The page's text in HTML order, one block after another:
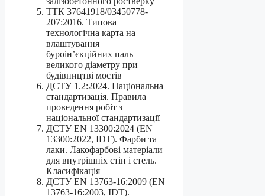
ТТК 37641918/03450778-
207:2016. Типова
технологічна карта на
влаштування
буроін’єкційних паль
великого діаметру при
будівництві мостів
ДСТУ 1.2:2024. Національна
стандартизація. Правила
проведення робіт з
національної стандартизації
ДСТУ EN 13300:2024 (EN
13300:2022, IDT). Фарби та
лаки. Лакофарбові матеріали
для внутрішніх стін і стель.
Класифікація
ДСТУ EN 13763-16:2009 (EN
13763-16:2003, ІDT).